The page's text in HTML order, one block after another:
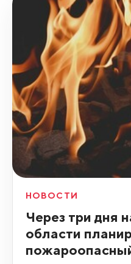
НОВОСТИ
Через три дня
области